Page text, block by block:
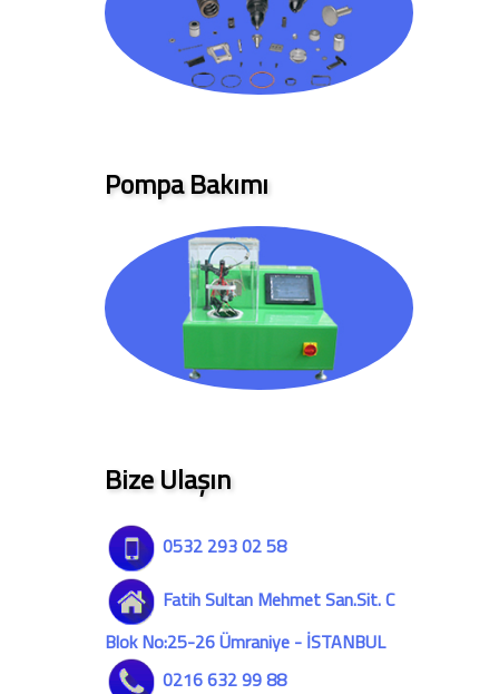
Pompa Bakımı
Bize Ulaşın
0532 293 02 58
Fatih Sultan Mehmet San.Sit. C
Blok No:25-26 Ümraniye - İSTANBUL
0216 632 99 88